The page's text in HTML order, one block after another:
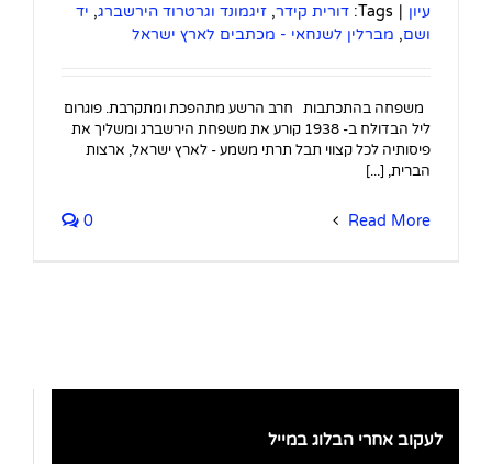
עיון |
Tags: דורית קידר, זיגמונד וגרטרוד הירשברג, יד
ושם, מברלין לשנחאי - מכתבים לארץ ישראל
משפחה בהתכתבות חרב הרשע מתהפכת ומתקרבת. פוגרום
ליל הבדולח ב- 1938 קורע את משפחת הירשברג ומשליך את
פיסותיה לכל קצווי תבל תרתי משמע - לארץ ישראל, ארצות
הברית, [...]
Read More
0
לעקוב אחרי הבלוג במייל